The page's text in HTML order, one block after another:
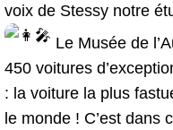
voix de Stessy notre
Le Musée de
450 voitures
: la voiture la plus
le monde ! C’est dans